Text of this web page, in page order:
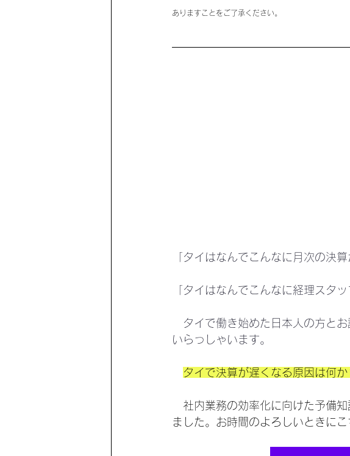
ありますことをご了承ください。
「タイはなんでこんなに月次の決算
「タイはなんでこんなに経理スタッ
タイで働き始めた日本人の方とお
いらっしゃいます。
タイで決算が遅くなる原因は何か
社内業務の効率化に向けた予備知
ました。お時間のよろしいときに